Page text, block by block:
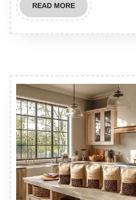
READ MOREREAD
MORE